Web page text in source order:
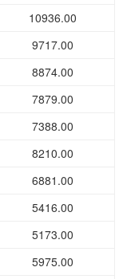
10936.00
9717.00
8874.00
7879.00
7388.00
8210.00
6881.00
5416.00
5173.00
5975.00